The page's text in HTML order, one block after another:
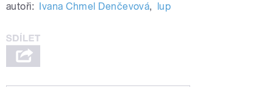
autoři: Ivana Chmel Denčevová, lup